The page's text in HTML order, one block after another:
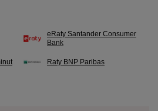
eRaty Santander Consumer
Bank
Raty BNP Paribas